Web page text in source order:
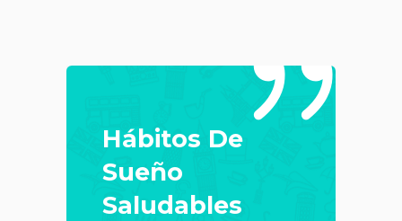
Hábitos De
Sueño
Saludables